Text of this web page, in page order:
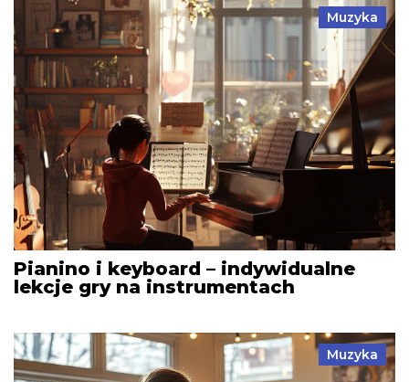
Pianino i keyboard – indywidualne
lekcje gry na instrumentach
Muzyka
Muzyka